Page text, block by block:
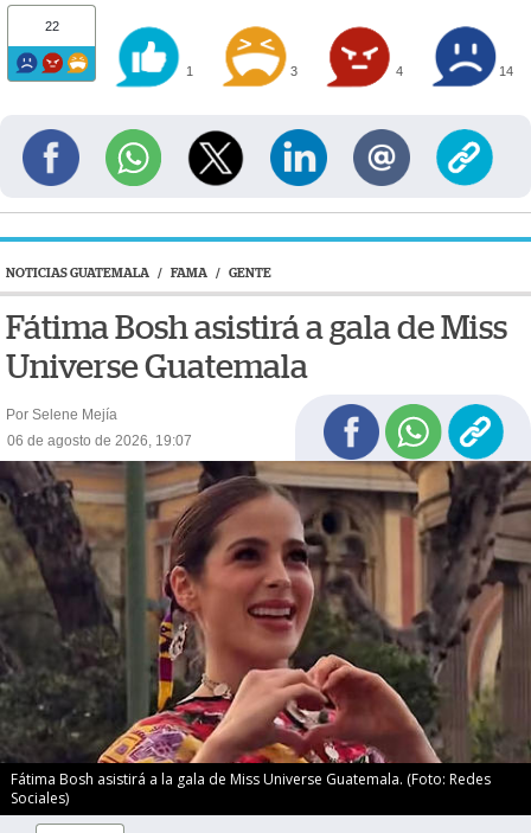
22
1 3 4 14
NOTICIAS GUATEMALA / FAMA / GENTE
Fátima Bosh asistirá a gala de Miss
Universe Guatemala
Por Selene Mejía
06 de agosto de 2026, 19:07
Fátima Bosh asistirá a la gala de Miss Universe Guatemala. (Foto: Redes
Sociales)